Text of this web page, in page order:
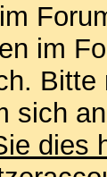
im
Bitte
sich
dies